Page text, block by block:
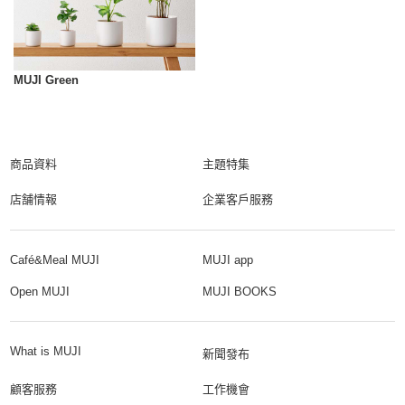
MUJI Green
商品資料 主題特集
店舗情報 企業客戶服務
Café&Meal MUJI MUJI app
Open MUJI MUJI BOOKS
What is MUJI 新聞發布
顧客服務 工作機會